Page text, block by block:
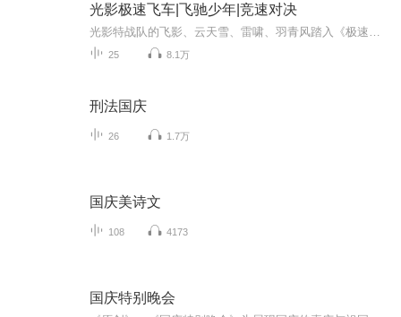
光影极速飞车|飞驰少年|竞速对决
25 8.1万
刑法国庆
26 1.7万
国庆美诗文
108 4173
国庆特别晚会